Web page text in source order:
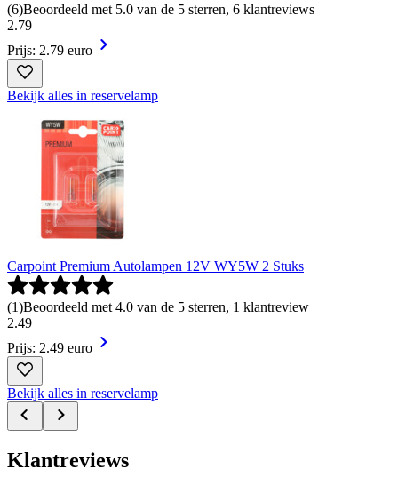
(6)Beoordeeld met 5.0 van de 5 sterren, 6 klantreviews
2.79
Prijs: 2.79 euro
Bekijk alles in reservelamp
Carpoint Premium Autolampen 12V WY5W 2 Stuks
(1)Beoordeeld met 4.0 van de 5 sterren, 1 klantreview
2.49
Prijs: 2.49 euro
Bekijk alles in reservelamp
Klantreviews